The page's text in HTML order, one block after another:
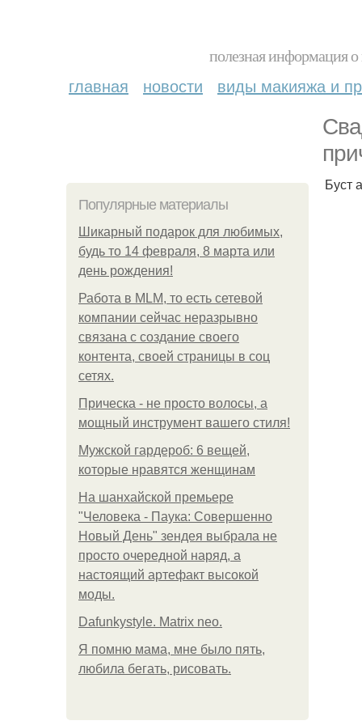
полезная информация
главная новости виды макияжа и
Популярные материалы
Шикарный подарок для любимых,
будь то 14 февраля, 8 марта или
день рождения!
Работа в MLM, то есть сетевой
компании сейчас неразрывно
связана с создание своего
контента, своей страницы в соц
сетях.
Прическа - не просто волосы, а
мощный инструмент вашего стиля!
Мужской гардероб: 6 вещей,
которые нравятся женщинам
На шанхайской премьере
"Человека - Паука: Совершенно
Новый День" зендея выбрала не
просто очередной наряд, а
настоящий артефакт высокой
моды.
Dafunkystyle. Matrix neo.
Я помню мама, мне было пять,
любила бегать, рисовать.
Буст